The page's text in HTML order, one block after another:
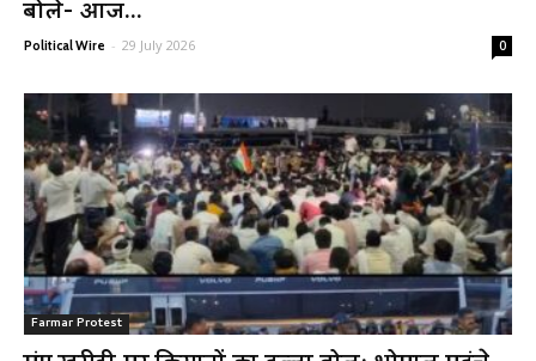
बोले- आज...
Political Wire - 29 July 2026 0
Farmar Protest